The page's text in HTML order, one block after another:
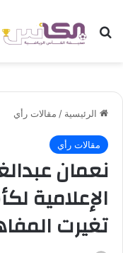
بحث عن
الرئيسية / مقالات رأي
مقالات رأي
نعمان
تغيرت